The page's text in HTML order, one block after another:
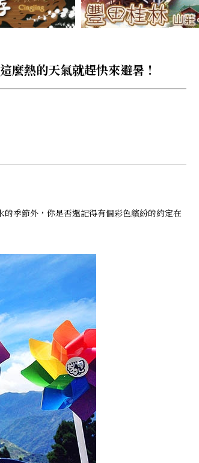
麼熱的天氣就趕快來避暑！
的季節外，你是否還記得有個彩色繽紛的約定在